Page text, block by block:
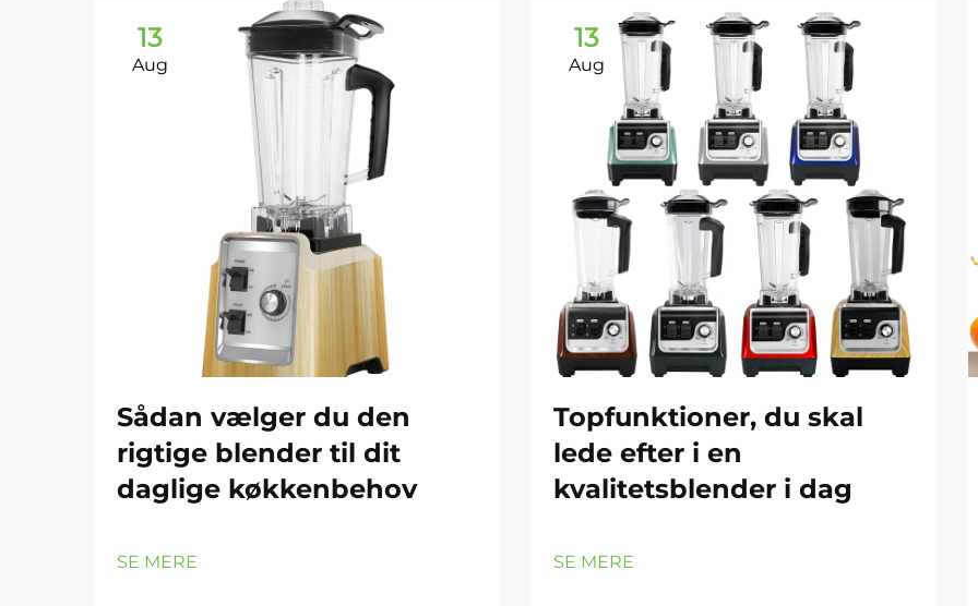
13
Aug
Sådan vælger du den
rigtige blender til dit
daglige køkkenbehov
SE MERE
13
Aug
Topfunktioner, du skal
lede efter i en
kvalitetsblender i dag
SE MERE